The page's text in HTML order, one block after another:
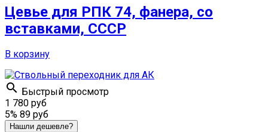
Цевье для РПК 74, фанера, со
вставками, СССР
В корзину
 Быстрый просмотр
1 780 руб
5% 89 руб
Нашли дешевле?